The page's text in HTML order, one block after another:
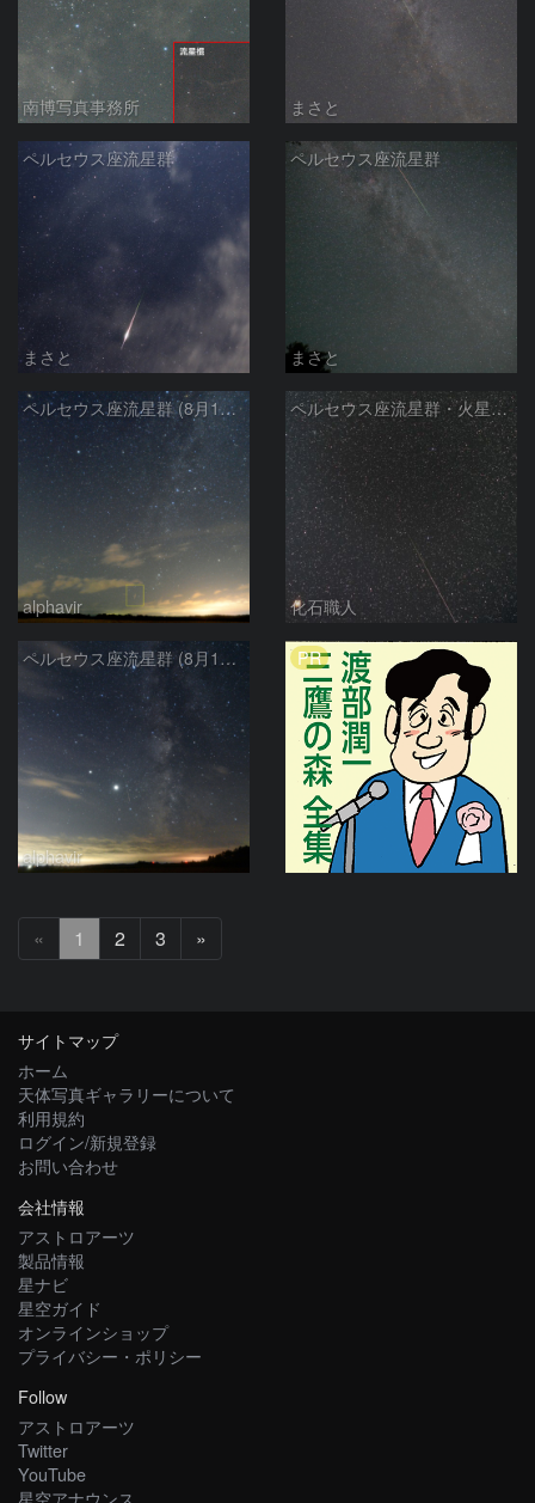
南博写真事務所 まさと
ペルセウス座流星群
まさと
ペルセウス座流星群
まさと
ペルセウス座流星群 (8月13日)
alphavir
ペルセウス座流星群・火星・M31
化石職人
ペルセウス座流星群 (8月13日)
alphavir
PR
« 1 2 3 »
へ
サイトマップ
ホーム
天体写真ギャラリーについて
利用規約
ログイン/新規登録
お問い合わせ
会社情報
アストロアーツ
製品情報
星ナビ
星空ガイド
オンラインショップ
プライバシー・ポリシー
Follow
アストロアーツ
Twitter
YouTube
星空アナウンス